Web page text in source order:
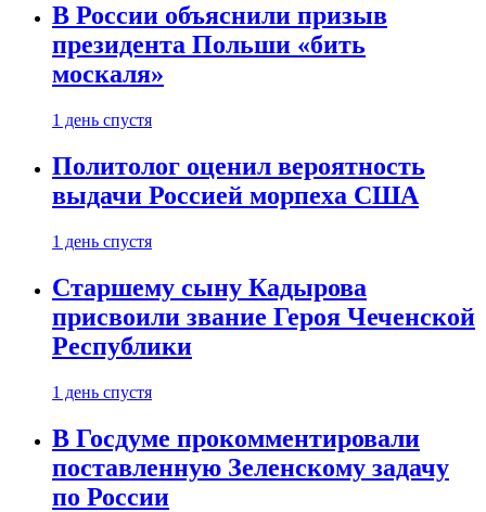
В России объяснили призыв
президента Польши «бить
москаля»
1 день спустя
Политолог оценил вероятность
выдачи Россией морпеха США
1 день спустя
Старшему сыну Кадырова
присвоили звание Героя Чеченской
Республики
1 день спустя
В Госдуме прокомментировали
поставленную Зеленскому задачу
по России